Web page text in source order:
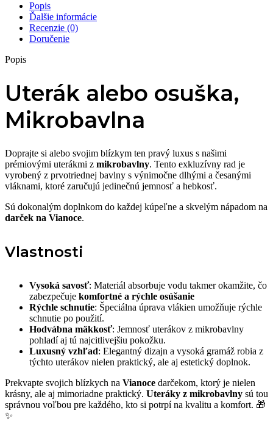
Popis
Ďalšie informácie
Recenzie (0)
Doručenie
Popis
Uterák alebo osuška,
Mikrobavlna
Doprajte si alebo svojim blízkym ten pravý luxus s našimi
prémiovými uterákmi z mikrobavlny. Tento exkluzívny rad je
vyrobený z prvotriednej bavlny s výnimočne dlhými a česanými
vláknami, ktoré zaručujú jedinečnú jemnosť a hebkosť.
Sú dokonalým doplnkom do každej kúpeľne a skvelým nápadom na
darček na Vianoce.
Vlastnosti
Vysoká savosť: Materiál absorbuje vodu takmer okamžite, čo
zabezpečuje komfortné a rýchle osúšanie
Rýchle schnutie: Špeciálna úprava vlákien umožňuje rýchle
schnutie po použití.
Hodvábna mäkkosť: Jemnosť uterákov z mikrobavlny
pohladí aj tú najcitlivejšiu pokožku.
Luxusný vzhľad: Elegantný dizajn a vysoká gramáž robia z
týchto uterákov nielen praktický, ale aj estetický doplnok.
Prekvapte svojich blízkych na Vianoce darčekom, ktorý je nielen
krásny, ale aj mimoriadne praktický. Uteráky z mikrobavlny sú tou
správnou voľbou pre každého, kto si potrpí na kvalitu a komfort. 🎁
✨